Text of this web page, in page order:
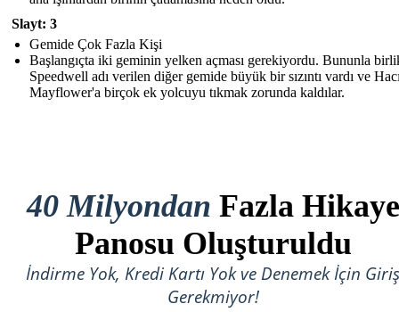
Slayt: 3
Gemide Çok Fazla Kişi
Başlangıçta iki geminin yelken açması gerekiyordu. Bununla
Speedwell adı verilen diğer gemide büyük bir sızıntı vardı ve
Mayflower'a birçok ek yolcuyu tıkmak zorunda kaldılar.
40 Milyondan Fazla Hikaye
Panosu Oluşturuldu
İndirme Yok, Kredi Kartı Yok ve Denemek İçin Giriş
Gerekmiyor!